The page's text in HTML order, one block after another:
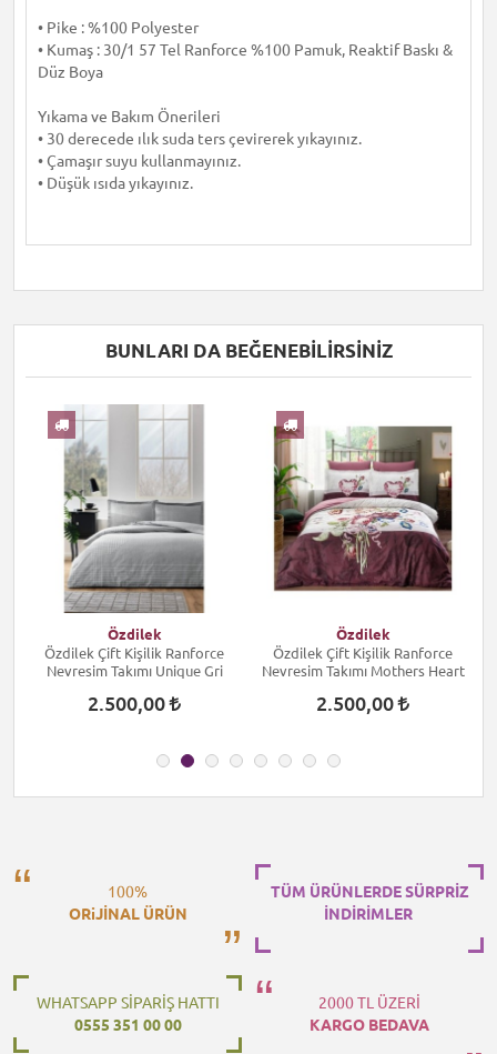
• Pike : %100 Polyester
• Kumaş : 30/1 57 Tel Ranforce %100 Pamuk, Reaktif Baskı &
Düz Boya
Yıkama ve Bakım Önerileri
• 30 derecede ılık suda ters çevirerek yıkayınız.
• Çamaşır suyu kullanmayınız.
• Düşük ısıda yıkayınız.
BUNLARI DA BEĞENEBILIRSINIZ
Özdilek
Özdilek Çift Kişilik Ranforce
Nevresim Takımı Unique Gri
2.500,00
Özdilek
Özdilek Çift Kişilik Ranforce
Nevresim Takımı Mothers Heart
2.500,00
100%
ORiJİNAL ÜRÜN
TÜM ÜRÜNLERDE SÜRPRİZ
İNDİRİMLER
WHATSAPP SİPARİŞ HATTI
0555 351 00 00
2000 TL ÜZERİ
KARGO BEDAVA